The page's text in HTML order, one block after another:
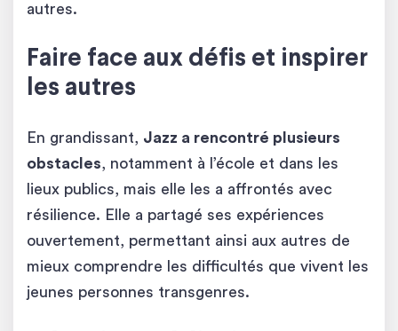
autres.
Faire face aux défis et inspirer
les autres
En grandissant, Jazz a rencontré plusieurs
obstacles, notamment à l’école et dans les
lieux publics, mais elle les a affrontés avec
résilience. Elle a partagé ses expériences
ouvertement, permettant ainsi aux autres de
mieux comprendre les difficultés que vivent les
jeunes personnes transgenres.